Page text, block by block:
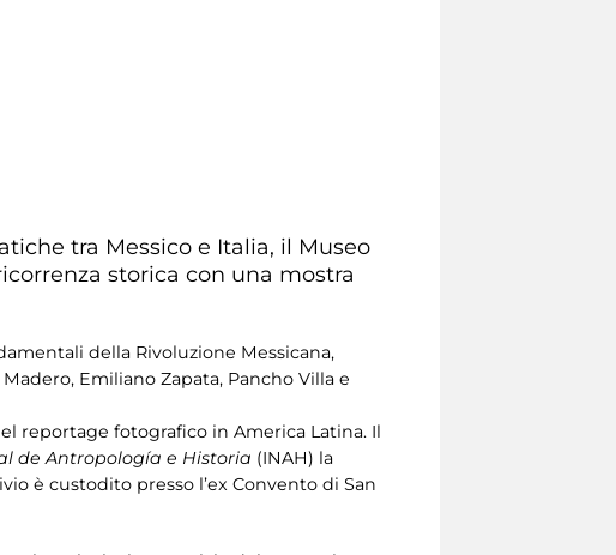
tra Messico e Italia, il Museo
storica con una mostra
della Rivoluzione Messicana,
Emiliano Zapata, Pancho Villa e
reportage fotografico in America Latina. Il
de Antropología e Historia (INAH) la
è custodito presso l’ex Convento di San